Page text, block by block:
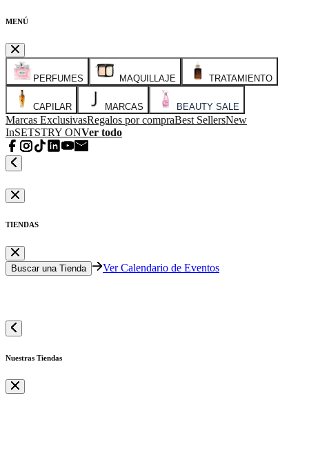
MENÚ
PERFUMES MAQUILLAJE TRATAMIENTO
CAPILAR MARCAS BEAUTY SALE
Marcas ExclusivasRegalos por compraBest SellersNew
InSETSTRY ONVer todo
TIENDAS
Buscar una Tienda Ver Calendario de Eventos
Nuestras Tiendas